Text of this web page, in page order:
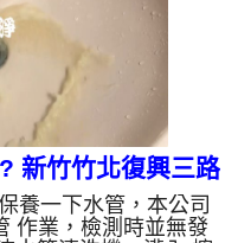
新竹竹北復興三路
養一下水管，本公司
作業，檢測時並無發